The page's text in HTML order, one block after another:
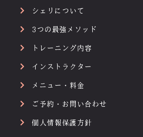
シェリについて
3つの最強メソッド
トレーニング内容
インストラクター
メニュー・料金
ご予約・お問い合わせ
個人情報保護方針